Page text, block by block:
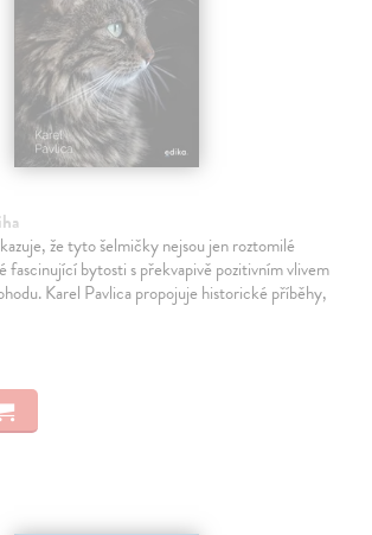
že tyto šelmičky nejsou jen roztomilé
fascinující bytosti s překvapivě pozitivním vlivem
Karel Pavlica propojuje historické příběhy,